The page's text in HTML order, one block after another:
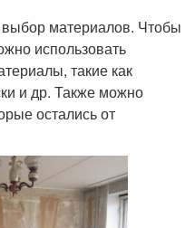
материалов. Чтобы
использовать
такие как
и др. Также можно
остались от